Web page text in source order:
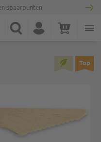
spaarpunten
Zoek Account Winkelwagen
Top